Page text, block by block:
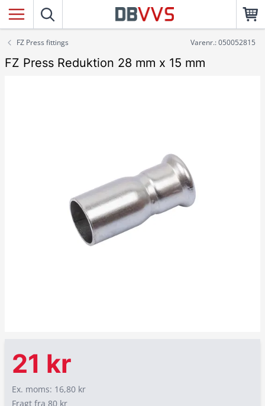
FZ Press fittings Varenr.: 050052815
FZ Press Reduktion 28 mm x 15 mm
21 kr
Ex. moms: 16,80 kr
Fragt fra 80 kr